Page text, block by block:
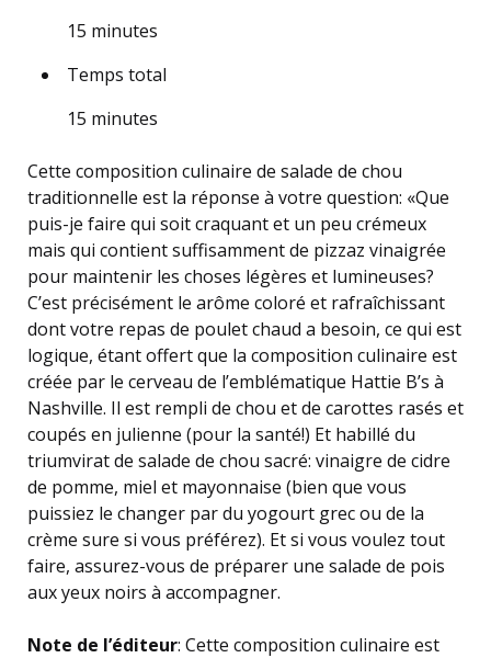
15 minutes
Temps total
15 minutes
Cette composition culinaire de salade de chou
traditionnelle est la réponse à votre question: «Que
puis-je faire qui soit craquant et un peu crémeux
mais qui contient suffisamment de pizzaz vinaigrée
pour maintenir les choses légères et lumineuses?
C’est précisément le arôme coloré et rafraîchissant
dont votre repas de poulet chaud a besoin, ce qui est
logique, étant offert que la composition culinaire est
créée par le cerveau de l’emblématique Hattie B’s à
Nashville. Il est rempli de chou et de carottes rasés et
coupés en julienne (pour la santé!) Et habillé du
triumvirat de salade de chou sacré: vinaigre de cidre
de pomme, miel et mayonnaise (bien que vous
puissiez le changer par du yogourt grec ou de la
crème sure si vous préférez). Et si vous voulez tout
faire, assurez-vous de préparer une salade de pois
aux yeux noirs à accompagner.
Note de l’éditeur: Cette composition culinaire est